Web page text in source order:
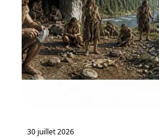
30 juillet 2026